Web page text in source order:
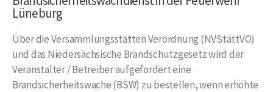
Lüneburg
Über die Versammlungsstätten Verordnung (NVStättVO)
und das Niedersächsische Brandschutzgesetz wird der
Veranstalter / Betreiber aufgefordert eine
Brandsicherheitswache (BSW) zu bestellen, wenn erhöhte